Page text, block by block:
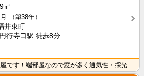
㎡
（築38年）
井東町
行寺口駅 徒歩8分